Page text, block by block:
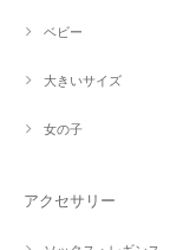
ベビー
大きいサイズ
女の子
アクセサリー